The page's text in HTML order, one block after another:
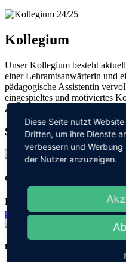
Kollegium
Unser Kollegium besteht
einer Lehramtsanwärterin und
pädagogische Assistentin
eingespieltes und motiviertes
zum Wohle unserer
Schulleitung
Christine Hillert
Rektorin
poststelle@hebelschule-
Bianca Zimmer
Diese Seite nutzt
Dritten, um ihre Dienste
verbessern und
der Nutzer anzuzeigen.